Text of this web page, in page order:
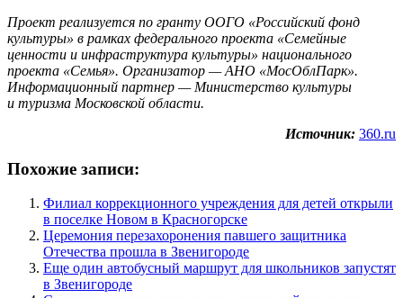
Проект реализуется по гранту ООГО «Российский фонд
культуры» в рамках федерального проекта «Семейные
ценности и инфраструктура культуры» национального
проекта «Семья». Организатор — АНО «МосОблПарк».
Информационный партнер — Министерство культуры
и туризма Московской области.
Источник: 360.ru
Похожие записи:
Филиал коррекционного учреждения для детей открыли
в поселке Новом в Красногорске
Церемония перезахоронения павшего защитника
Отечества прошла в Звенигороде
Еще один автобусный маршрут для школьников запустят
в Звенигороде